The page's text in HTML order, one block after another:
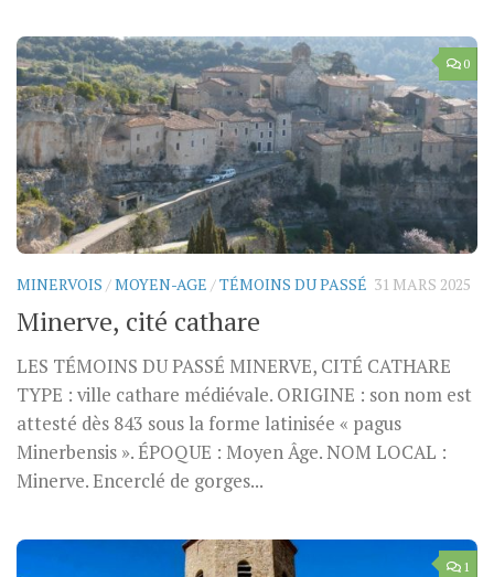
0
MINERVOIS /MOYEN-AGE /TÉMOINS DU PASSÉ 31 MARS 2025
Minerve, cité cathare
LES TÉMOINS DU PASSÉ MINERVE, CITÉ CATHARE
TYPE : ville cathare médiévale. ORIGINE : son nom est
attesté dès 843 sous la forme latinisée « pagus
Minerbensis ». ÉPOQUE : Moyen Âge. NOM LOCAL :
Minerve. Encerclé de gorges...
1